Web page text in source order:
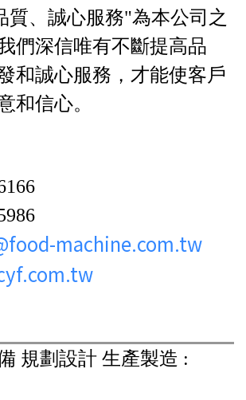
質、誠心服務"為本公司之
們深信唯有不斷提高品
和誠心服務，才能使客戶
和信心。
machine.com.tw
規劃設計 生產製造 :